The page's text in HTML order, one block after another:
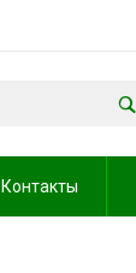
Контакты